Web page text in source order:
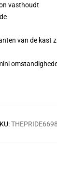
vasthoudt
van de kast
: